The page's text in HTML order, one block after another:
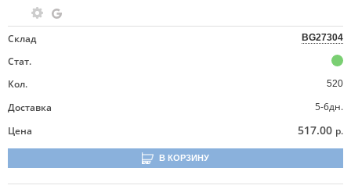
Склад BG27304
Стат.
Кол.
520
Доставка
5-6дн.
Цена
517.00 р.
В КОРЗИНУ